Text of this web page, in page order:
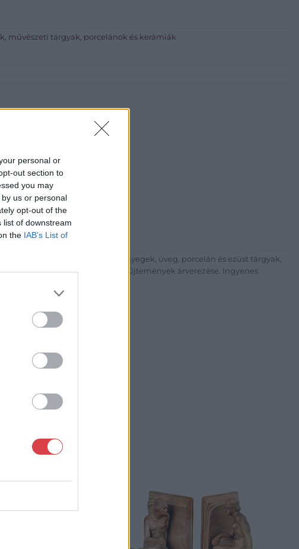
personal or
out section to
you may
us or personal
opt-out of the
list of downstream
the IAB’s List of
művészeti tárgyak, porcelánok és kerámiák
Nagyházi Galéria és Aukciósház
Márta
Galéria és Aukciósház Kft.
Balaton utca 8.
+361 475 6000 +361 4756005
http://www.nagyhazi.hu
és műtárgyak, bútorok, szőnyegek, üveg, porcelán és ezüst tárgyak,
aukcionálása. Hagyatékok és gyűjtemények árverezése. Ingyenes